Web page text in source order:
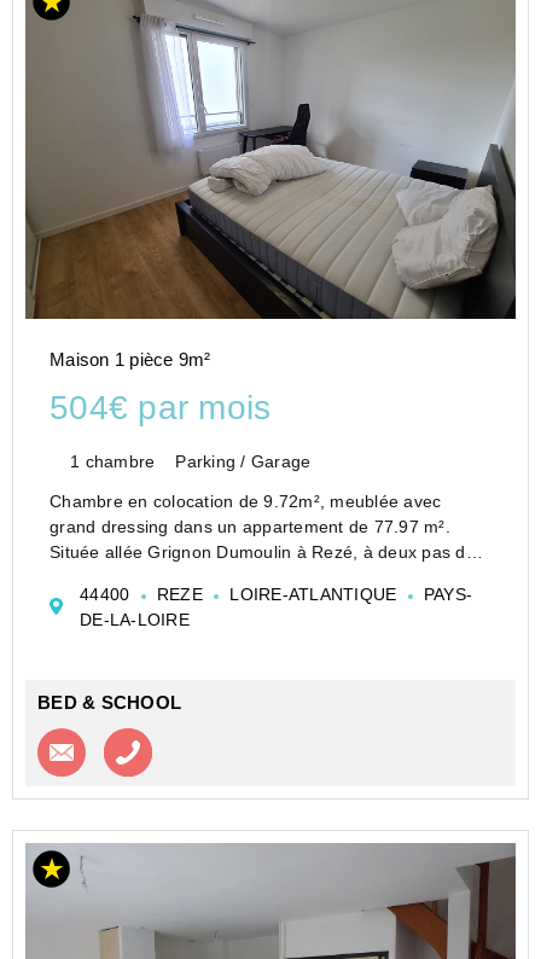
Maison 1 pièce 9m²
504€ par mois
1 chambre Parking / Garage
Chambre en colocation de 9.72m², meublée avec
grand dressing dans un appartement de 77.97 m².
Située allée Grignon Dumoulin à Rezé, à deux pas des
La maison se compose :
- d'une pièce de vie
44400 REZE LOIRE-ATLANTIQUE
PAYS-
DE-LA-LOIRE
BED & SCHOOL
Contacter l'agence